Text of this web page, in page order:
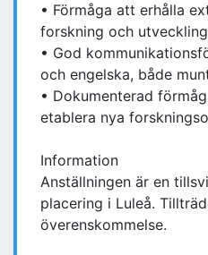
• Förmåga att erhålla
forskning och utveckling
• God
och engelska, både
• Dokumenterad
etablera nya
Information
Anställningen är en
placering i Luleå.
överenskommelse.